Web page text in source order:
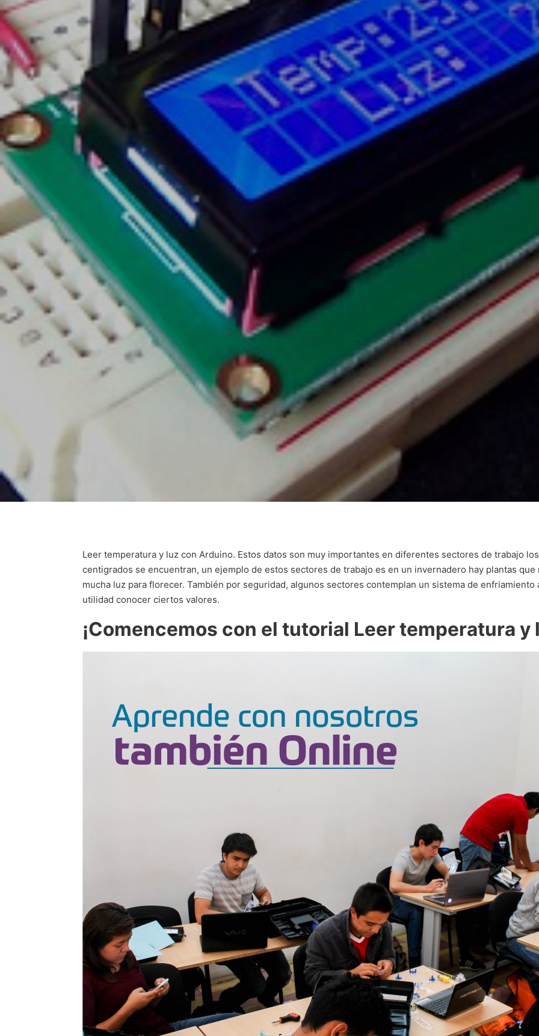
Leer temperatura y luz con Arduino. Estos datos son muy importantes en diferentes sectores de trabajo
centigrados se encuentran, un ejemplo de estos sectores de trabajo es en un invernadero hay plantas
mucha luz para florecer. También por seguridad, algunos sectores contemplan un sistema de
utilidad conocer ciertos valores.
¡Comencemos con el tutorial Leer temperatura